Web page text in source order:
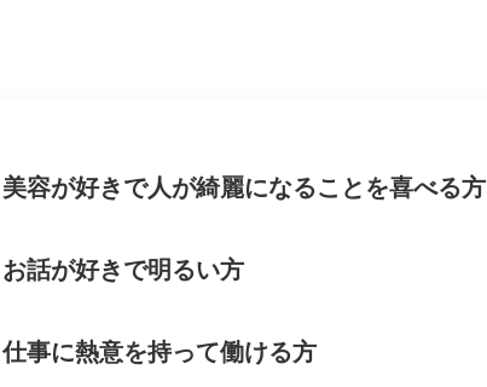
美容が好きで人が綺麗になることを喜べる方
お話が好きで明るい方
仕事に熱意を持って働ける方